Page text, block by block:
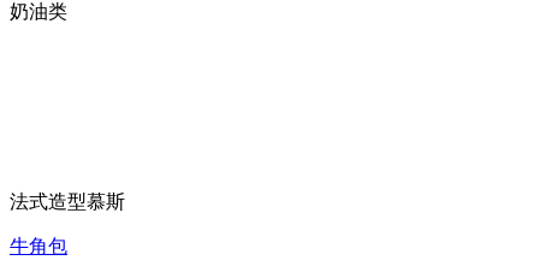
奶油类
法式造型慕斯
牛角包